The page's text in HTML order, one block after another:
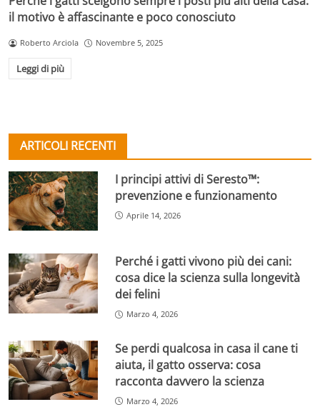
il motivo è affascinante e poco conosciuto
Roberto Arciola Novembre 5, 2025
Leggi di più
ARTICOLI RECENTI
I principi attivi di Seresto™:
prevenzione e funzionamento
Aprile 14, 2026
Perché i gatti vivono più dei cani:
cosa dice la scienza sulla longevità
dei felini
Marzo 4, 2026
Se perdi qualcosa in casa il cane ti
aiuta, il gatto osserva: cosa
racconta davvero la scienza
Marzo 4, 2026